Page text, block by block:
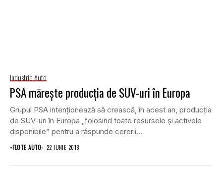
Industrie Auto
PSA măreşte producţia de SUV-uri în Europa
Grupul PSA intenţionează să crească, în acest an, producţia
de SUV-uri în Europa „folosind toate resursele şi activele
disponibile” pentru a răspunde cererii...
•FLOTE AUTO 22 IUNIE 2018